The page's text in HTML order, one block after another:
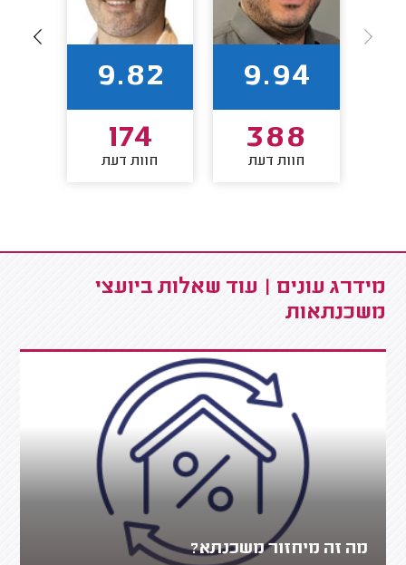
9.94
388
חוות דעת
9.82
174
חוות דעת
מידרג עונים | עוד שאלות ביועצי
משכנתאות
מה זה מיחזור משכנתא?